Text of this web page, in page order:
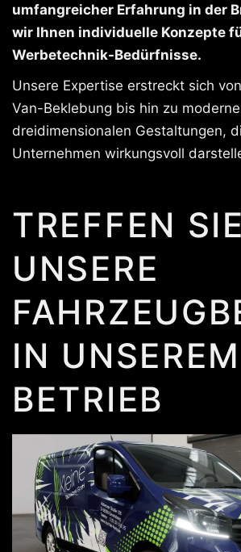
umfangreicher Erfahrung in der
wir Ihnen individuelle Konzepte
Werbetechnik-Bedürfnisse.
Unsere Expertise erstreckt sich
Van-Beklebung bis hin zu
dreidimensionalen Gestaltungen,
Unternehmen wirkungsvoll
TREFFEN SIE
UNSERE
IN UNSEREM
BETRIEB